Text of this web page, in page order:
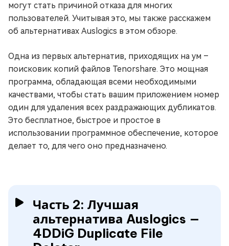
могут стать причиной отказа для многих
пользователей. Учитывая это, мы также расскажем
об альтернативах Auslogics в этом обзоре.
Одна из первых альтернатив, приходящих на ум –
поисковик копий файлов Tenorshare. Это мощная
программа, обладающая всеми необходимыми
качествами, чтобы стать вашим приложением номер
один для удаления всех раздражающих дубликатов.
Это бесплатное, быстрое и простое в
использовании программное обеспечение, которое
делает то, для чего оно предназначено.
Часть 2: Лучшая
альтернатива Auslogics —
4DDiG Duplicate File